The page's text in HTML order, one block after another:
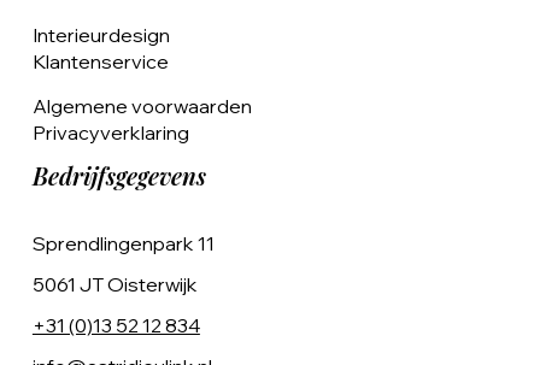
Interieurdesign
Klantenservice
Algemene voorwaarden
Privacyverklaring
Bedrijfsgegevens
Sprendlingenpark 11
5061 JT Oisterwijk
+31 (0)13 52 12 834